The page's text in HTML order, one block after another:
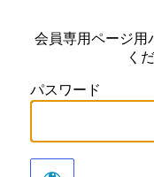
会員専用ページ用
く
パスワード